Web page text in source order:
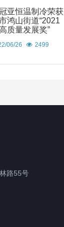
亚恒温制冷荣获
鸿山街道“2021
质量发展奖”
06/26 2499
路55号